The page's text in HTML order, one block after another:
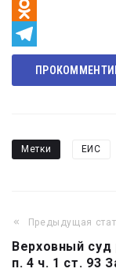
VK
Odnoklassniki
Telegram
Метки ЕИС
Навигация
по
Предыдущая
Верховный
п. 4 ч. 1 ст. 93